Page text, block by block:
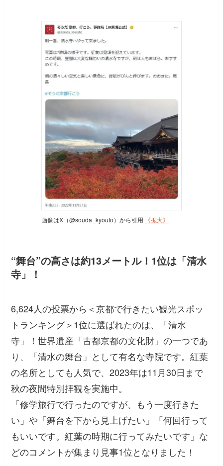
画像はX（@souda_kyouto）から引用 《拡大》
“舞台”の高さは約13メートル！1位は「清水
寺」！
6,624人の投票から＜京都で行きたい観光スポッ
トランキング＞1位に選ばれたのは、「清水
寺」！世界遺産「古都京都の文化財」の一つであ
り、「清水の舞台」として有名な寺院です。紅葉
の名所としても人気で、2023年は11月30日まで
秋の夜間特別拝観を実施中。
「修学旅行で行ったのですが、もう一度行きた
い」や 「舞台を下から見上げたい」「何回行って
もいいです。紅葉の時期に行ってみたいです」 な
どのコメントが集まり見事1位となりました！